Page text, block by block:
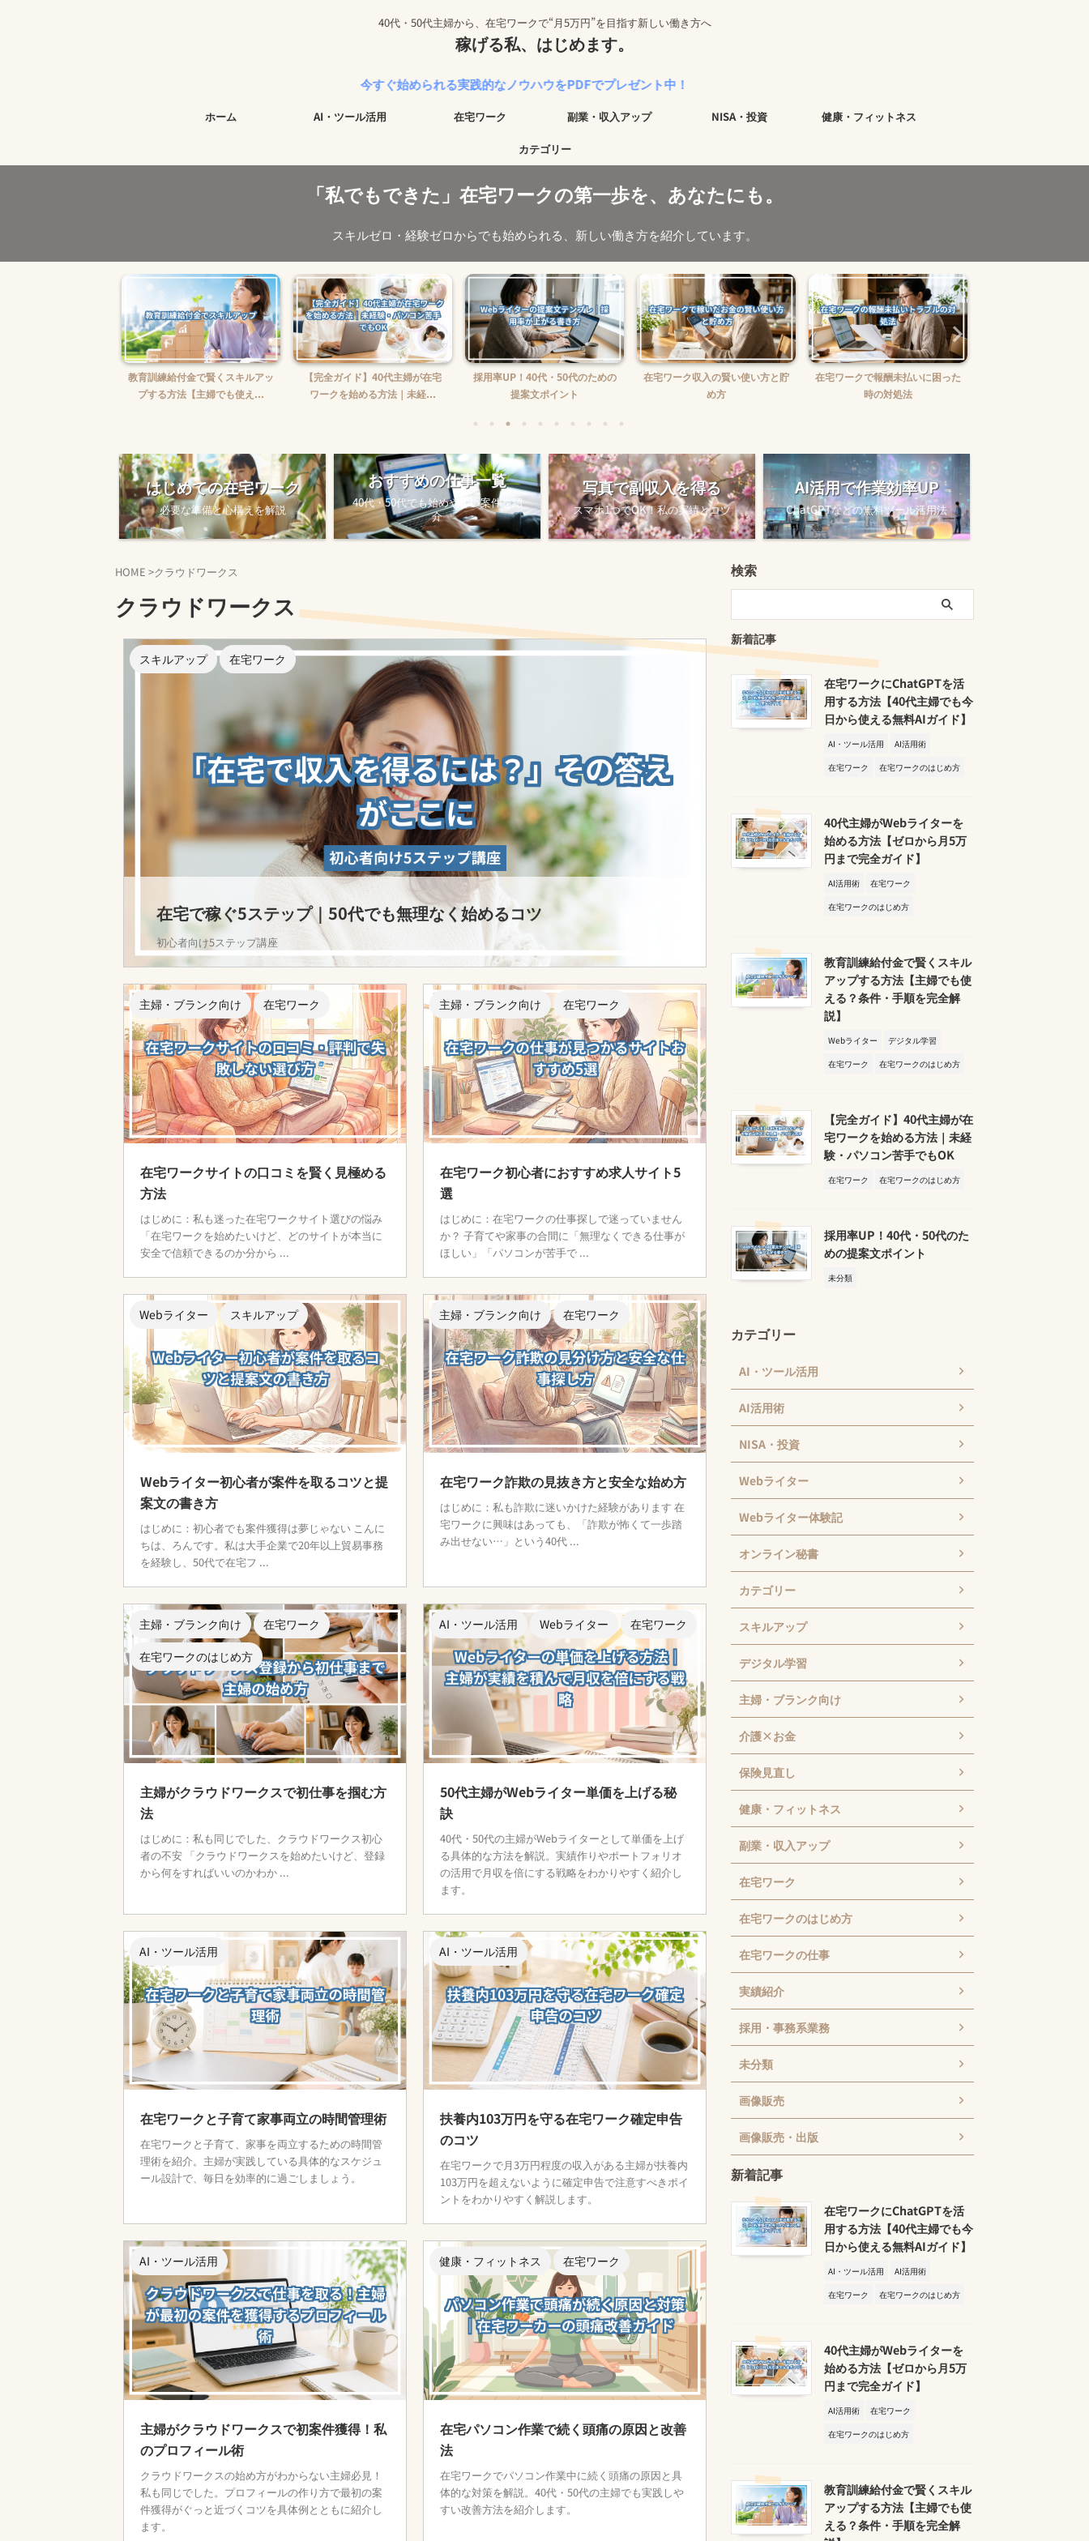
40代・50代主婦から、在宅ワークで“月5万円”を目指す新しい働き方へ
稼げる私、はじめます。
今すぐ始められる実践的なノウハウをPDFでプレゼント中！
ホーム AI・ツール活用 在宅ワーク 副業・収入アップ NISA・投資 健康・フィットネス
カテゴリー
「私でもできた」在宅ワークの第一歩を、あなたにも。
スキルゼロ・経験ゼロからでも始められる、新しい働き方を紹介しています。
教育訓練給付金で賢くスキルアッ
プする方法【主婦でも使え...
【完全ガイド】40代主婦が在宅
ワークを始める方法｜未経...
採用率UP！40代・50代のための
提案文ポイント
在宅ワーク収入の賢い使い方と貯
め方
在宅ワークで報酬未払いに困った
時の対処法
はじめての在宅ワーク
必要な準備と心構えを解説
おすすめの仕事一覧
40代・50代でも始めやすい案件を紹
介
写真で副収入を得る
スマホ1つでOK！私の実績とコツ
AI活用で作業効率UP
ChatGPTなどの無料ツール活用法
HOME >クラウドワークス
クラウドワークス
スキルアップ 在宅ワーク
在宅で稼ぐ5ステップ｜50代でも無理なく始めるコツ
初心者向け5ステップ講座
主婦・ブランク向け 在宅ワーク
在宅ワークサイトの口コミを賢く見極める
方法
はじめに：私も迷った在宅ワークサイト選びの悩み
「在宅ワークを始めたいけど、どのサイトが本当に
安全で信頼できるのか分から ...
主婦・ブランク向け 在宅ワーク
在宅ワーク初心者におすすめ求人サイト5
選
はじめに：在宅ワークの仕事探しで迷っていません
か？ 子育てや家事の合間に「無理なくできる仕事が
ほしい」「パソコンが苦手で ...
Webライター スキルアップ
Webライター初心者が案件を取るコツと提
案文の書き方
はじめに：初心者でも案件獲得は夢じゃない こんに
ちは、ろんです。私は大手企業で20年以上貿易事務
を経験し、50代で在宅フ ...
主婦・ブランク向け 在宅ワーク
在宅ワーク詐欺の見抜き方と安全な始め方
はじめに：私も詐欺に迷いかけた経験があります 在
宅ワークに興味はあっても、「詐欺が怖くて一歩踏
み出せない…」という40代 ...
主婦・ブランク向け
在宅ワーク
在宅ワークのはじめ方
主婦がクラウドワークスで初仕事を掴む方
法
はじめに：私も同じでした、クラウドワークス初心
者の不安 「クラウドワークスを始めたいけど、登録
から何をすればいいのかわか ...
AI・ツール活用 Webライター 在宅ワーク
50代主婦がWebライター単価を上げる秘
訣
40代・50代の主婦がWebライターとして単価を上げ
る具体的な方法を解説。実績作りやポートフォリオ
の活用で月収を倍にする戦略をわかりやすく紹介し
ます。
AI・ツール活用
在宅ワークと子育て家事両立の時間管理術
在宅ワークと子育て、家事を両立するための時間管
理術を紹介。主婦が実践している具体的なスケジュ
ール設計で、毎日を効率的に過ごしましょう。
AI・ツール活用
扶養内103万円を守る在宅ワーク確定申告
のコツ
在宅ワークで月3万円程度の収入がある主婦が扶養内
103万円を超えないように確定申告で注意すべきポイ
ントをわかりやすく解説します。
AI・ツール活用
主婦がクラウドワークスで初案件獲得！私
のプロフィール術
クラウドワークスの始め方がわからない主婦必見！
私も同じでした。プロフィールの作り方で最初の案
件獲得がぐっと近づくコツを具体例とともに紹介し
ます。
健康・フィットネス 在宅ワーク
在宅パソコン作業で続く頭痛の原因と改善
法
在宅ワークでパソコン作業中に続く頭痛の原因と具
体的な対策を解説。40代・50代の主婦でも実践しや
すい改善方法を紹介します。
検索
新着記事
在宅ワークにChatGPTを活
用する方法【40代主婦でも今
日から使える無料AIガイド】
AI・ツール活用
AI活用術
在宅ワーク
在宅ワークのはじめ方
40代主婦がWebライターを
始める方法【ゼロから月5万
円まで完全ガイド】
AI活用術
在宅ワーク
在宅ワークのはじめ方
教育訓練給付金で賢くスキル
アップする方法【主婦でも使
える？条件・手順を完全解
説】
Webライター
デジタル学習
在宅ワーク
在宅ワークのはじめ方
【完全ガイド】40代主婦が在
宅ワークを始める方法｜未経
験・パソコン苦手でもOK
在宅ワーク 在宅ワークのはじめ方
採用率UP！40代・50代のた
めの提案文ポイント
未分類
カテゴリー
AI・ツール活用
AI活用術
NISA・投資
Webライター
Webライター体験記
オンライン秘書
カテゴリー
スキルアップ
デジタル学習
主婦・ブランク向け
介護×お金
保険見直し
健康・フィットネス
副業・収入アップ
在宅ワーク
在宅ワークのはじめ方
在宅ワークの仕事
実績紹介
採用・事務系業務
未分類
画像販売
画像販売・出版
新着記事
在宅ワークにChatGPTを活
用する方法【40代主婦でも今
日から使える無料AIガイド】
AI・ツール活用
AI活用術
在宅ワーク
在宅ワークのはじめ方
40代主婦がWebライターを
始める方法【ゼロから月5万
円まで完全ガイド】
AI活用術
在宅ワーク
在宅ワークのはじめ方
教育訓練給付金で賢くスキル
アップする方法【主婦でも使
える？条件・手順を完全解